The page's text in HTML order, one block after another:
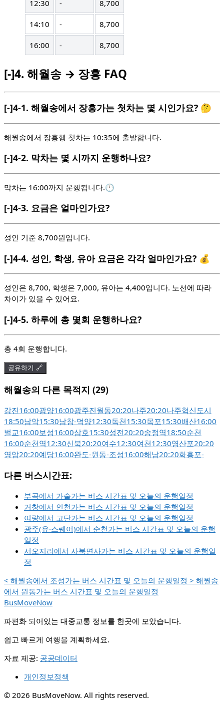
12:30 - 8,700
14:10 - 8,700
16:00 - 8,700
[-]4. 해월송 → 장흥 FAQ
[-]4-1. 해월송에서 장흥가는 첫차는 몇 시인가요? 🤔
해월송에서 장흥행 첫차는 10:35에 출발합니다.
[-]4-2. 막차는 몇 시까지 운행하나요?
막차는 16:00까지 운행됩니다.🕛
[-]4-3. 요금은 얼마인가요?
성인 기준 8,700원입니다.
[-]4-4. 성인, 학생, 유아 요금은 각각 얼마인가요? 💰
성인은 8,700, 학생은 7,000, 유아는 4,400입니다. 노선에 따라
차이가 있을 수 있어요.
[-]4-5. 하루에 총 몇회 운행하나요?
총 4회 운행합니다.
공유하기 🔗
해월송의 다른 목적지 (29)
강진16:00광양16:00광주진월동20:20나주20:20나주혁신도시
18:50남악15:30남창-덕양12:30독천15:30목포15:30배산16:00
벌교16:00보성16:00삼호15:30성전20:20송정역18:50순천
16:00순천역12:30신북20:20여수12:30여천12:30영산포20:20
영암20:20예당16:00완도-원동-조성16:00해남20:20화흥포-
다른 버스시간표:
부곡에서 가술가는 버스 시간표 및 오늘의 운행일정
거창에서 인천가는 버스 시간표 및 오늘의 운행일정
여량에서 고단가는 버스 시간표 및 오늘의 운행일정
광주(유·스퀘어)에서 순천가는 버스 시간표 및 오늘의 운행
일정
서오지리에서 사북면사가는 버스 시간표 및 오늘의 운행일
정
< 해월송에서 조성가는 버스 시간표 및 오늘의 운행일정 > 해월송
에서 원동가는 버스 시간표 및 오늘의 운행일정
BusMoveNow
파편화 되어있는 대중교통 정보를 한곳에 모았습니다.
쉽고 빠르게 여행을 계획하세요.
자료 제공: 공공데이터
개인정보정책
© 2026 BusMoveNow. All rights reserved.